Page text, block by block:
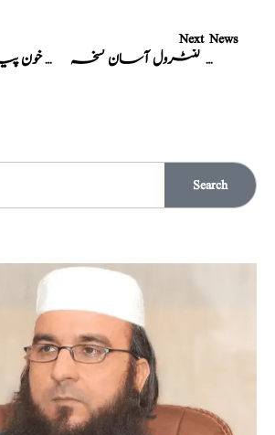
نسخہ الشفاء : پرانا خون صاف،نیا خون پیدا، نیا مادہ پیدا
Next News
نسخہ الشفاء : بلڈ پریشر کنٹرول آسان نسخہ
Search